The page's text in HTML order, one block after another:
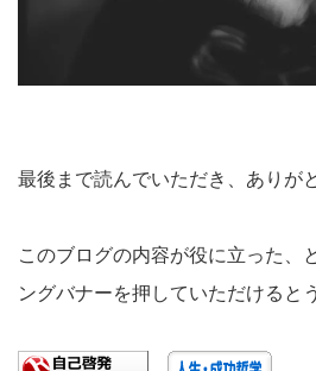
最後まで読んでいただき、ありが
このブログの内容が役に立った、
ングバナーを押していただけると